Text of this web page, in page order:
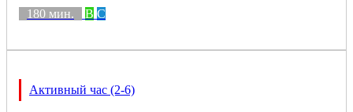
180 мин. B C
Активный час (2-6)